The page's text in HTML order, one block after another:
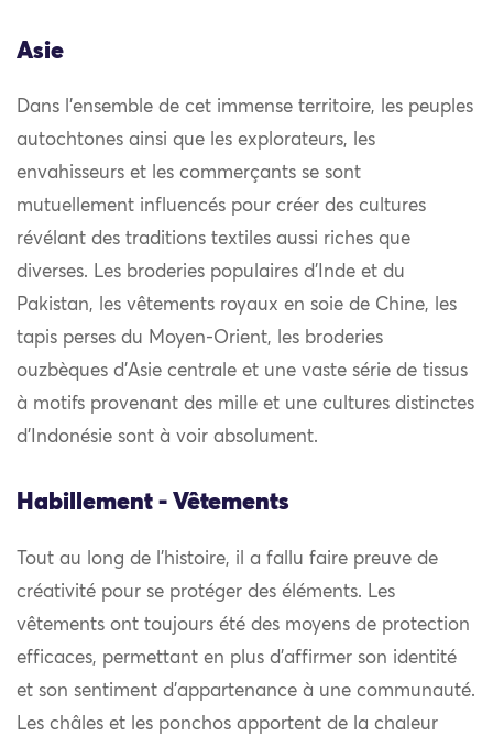
Asie
Dans l’ensemble de cet immense territoire, les peuples
autochtones ainsi que les explorateurs, les
envahisseurs et les commerçants se sont
mutuellement influencés pour créer des cultures
révélant des traditions textiles aussi riches que
diverses. Les broderies populaires d’Inde et du
Pakistan, les vêtements royaux en soie de Chine, les
tapis perses du Moyen-Orient, les broderies
ouzbèques d’Asie centrale et une vaste série de tissus
à motifs provenant des mille et une cultures distinctes
d’Indonésie sont à voir absolument.
Habillement - Vêtements
Tout au long de l’histoire, il a fallu faire preuve de
créativité pour se protéger des éléments. Les
vêtements ont toujours été des moyens de protection
efficaces, permettant en plus d’affirmer son identité
et son sentiment d’appartenance à une communauté.
Les châles et les ponchos apportent de la chaleur